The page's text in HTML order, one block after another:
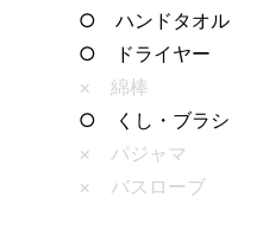
○ ハンドタオル
○ ドライヤー
× 綿棒
○ くし・ブラシ
× パジャマ
× バスローブ